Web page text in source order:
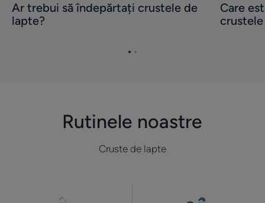
trebui
să
Ar trebui să îndepărtați crustele de
lapte?
este
cel
Care
Mergi
Mergi
Rutinele noastre
Cruste de lapte